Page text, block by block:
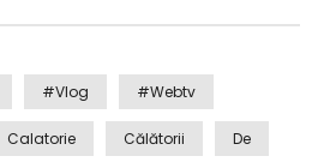
#Vlog #webtv
Calatorie Călătorii De